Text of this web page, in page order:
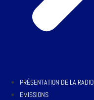
PRÉSENTATION DE LA RADIO
EMISSIONS